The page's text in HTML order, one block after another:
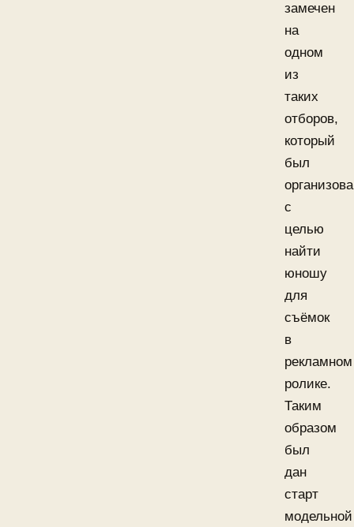
замечен
на
одном
из
таких
отборов,
который
был
с
целью
найти
юношу
для
съёмок
в
рекламном
ролике.
Таким
образом
был
дан
старт
модельной